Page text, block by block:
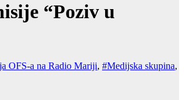
“Poziv u
OFS-a na Radio Mariji, #Medijska skupina,